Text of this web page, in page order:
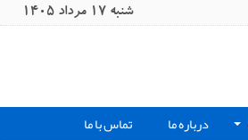
شنبه 17 مرداد 1405
+ درباره ما تماس با ما